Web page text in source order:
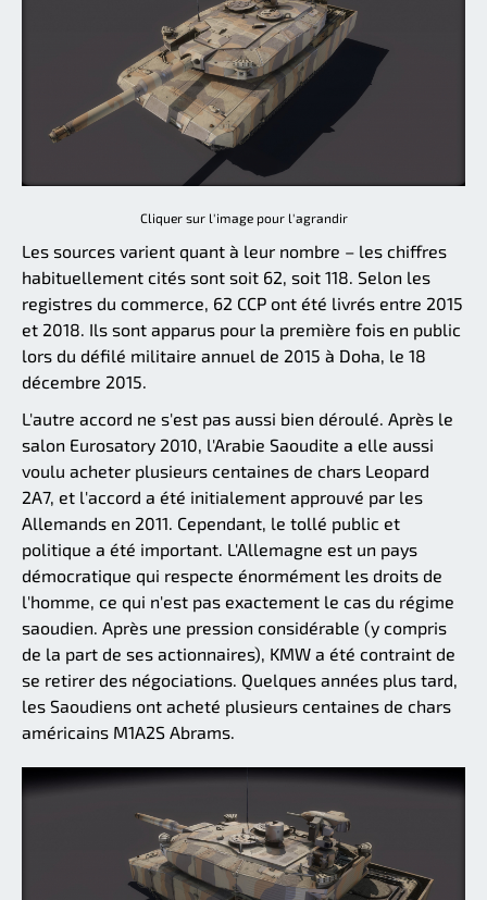
Cliquer sur l'image pour l'agrandir
Les sources varient quant à leur nombre – les chiffres
habituellement cités sont soit 62, soit 118. Selon les
registres du commerce, 62 CCP ont été livrés entre 2015
et 2018. Ils sont apparus pour la première fois en public
lors du défilé militaire annuel de 2015 à Doha, le 18
décembre 2015.
L'autre accord ne s'est pas aussi bien déroulé. Après le
salon Eurosatory 2010, l'Arabie Saoudite a elle aussi
voulu acheter plusieurs centaines de chars Leopard
2A7, et l'accord a été initialement approuvé par les
Allemands en 2011. Cependant, le tollé public et
politique a été important. L'Allemagne est un pays
démocratique qui respecte énormément les droits de
l'homme, ce qui n'est pas exactement le cas du régime
saoudien. Après une pression considérable (y compris
de la part de ses actionnaires), KMW a été contraint de
se retirer des négociations. Quelques années plus tard,
les Saoudiens ont acheté plusieurs centaines de chars
américains M1A2S Abrams.